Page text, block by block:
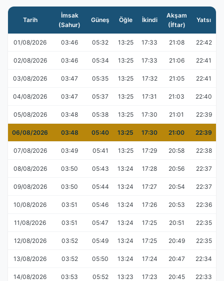
Tarih
İmsak
(Sahur)
Güneş Öğle İkindi
Akşam
(İftar)
Yatsı
01/08/2026 03:46 05:32 13:25 17:33 21:08 22:42
02/08/2026 03:46 05:34 13:25 17:33 21:06 22:41
03/08/2026 03:47 05:35 13:25 17:32 21:05 22:41
04/08/2026 03:47 05:37 13:25 17:31 21:03 22:40
05/08/2026 03:48 05:38 13:25 17:30 21:01 22:39
06/08/2026 03:48 05:40 13:25 17:30 21:00 22:39
07/08/2026 03:49 05:41 13:25 17:29 20:58 22:38
08/08/2026 03:50 05:43 13:24 17:28 20:56 22:37
09/08/2026 03:50 05:44 13:24 17:27 20:54 22:37
10/08/2026 03:51 05:46 13:24 17:26 20:53 22:36
11/08/2026 03:51 05:47 13:24 17:25 20:51 22:35
12/08/2026 03:52 05:49 13:24 17:25 20:49 22:35
13/08/2026 03:52 05:50 13:24 17:24 20:47 22:34
14/08/2026 03:53 05:52 13:23 17:23 20:45 22:33